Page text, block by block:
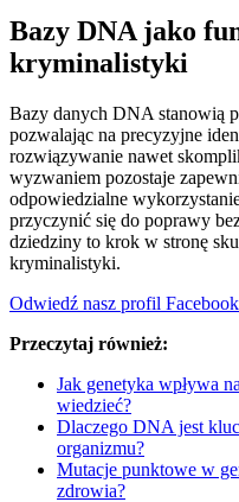
Bazy DNA jako
kryminalistyki
Bazy danych DNA stanowią
pozwalając na precyzyjne
rozwiązywanie nawet
wyzwaniem pozostaje
odpowiedzialne
przyczynić się do poprawy
dziedziny to krok w stronę
kryminalistyki.
Odwiedź nasz profil
Przeczytaj również:
Jak genetyka wpływa
wiedzieć?
Dlaczego DNA jest
organizmu?
Mutacje punktowe w
zdrowia?